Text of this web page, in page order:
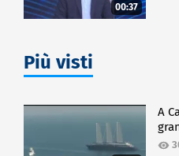
00:37
Più visti
A